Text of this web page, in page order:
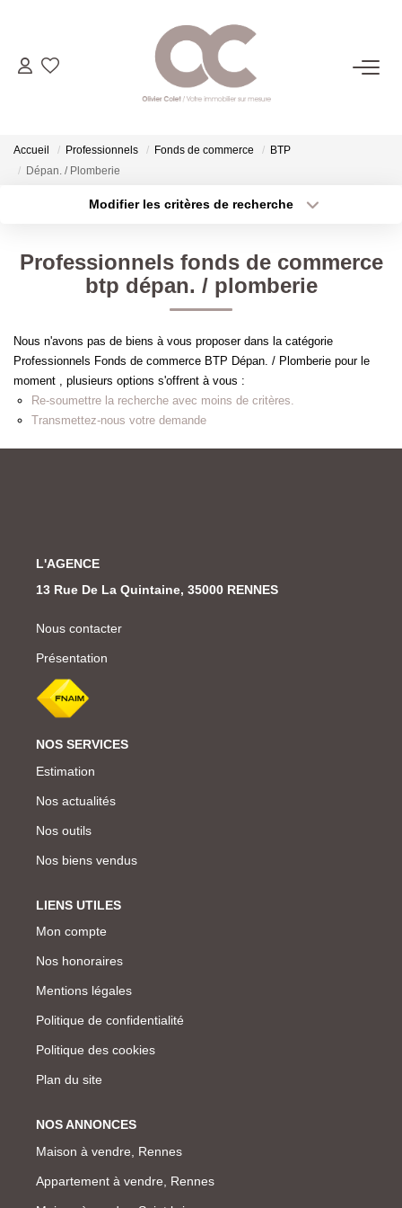
06.14.98.69.34
ACHETER
LOUER
ESTIMER
L'AGENCE
CONTACT
Accueil Professionnels Fonds de commerce
BTP
Dépan. / Plomberie
Modifier les critères de recherche
Sélectionnez...
Type de bien
Surface min
Créer une alerte
Professionnels fonds de commerce
btp dépan. / plomberie
Nous n'avons pas de biens à vous proposer dans la catégorie
Professionnels Fonds de commerce BTP Dépan. / Plomberie pour le
moment , plusieurs options s'offrent à vous :
Re-soumettre la recherche avec moins de critères.
Transmettez-nous votre demande
L'AGENCE
13 Rue De La Quintaine, 35000 RENNES
Nous contacter
Présentation
NOS SERVICES
Estimation
Nos actualités
Nos outils
Nos biens vendus
LIENS UTILES
Mon compte
Nos honoraires
Mentions légales
Politique de confidentialité
Politique des cookies
Plan du site
NOS ANNONCES
Maison à vendre, Rennes
Appartement à vendre, Rennes